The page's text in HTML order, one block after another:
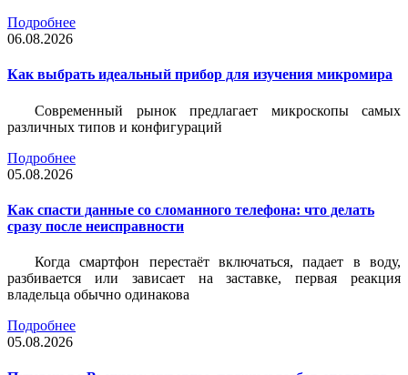
Подробнее
06.08.2026
Как выбрать идеальный прибор для изучения микромира
Современный рынок предлагает микроскопы самых
различных типов и конфигураций
Подробнее
05.08.2026
Как спасти данные со сломанного телефона: что делать
сразу после неисправности
Когда смартфон перестаёт включаться, падает в воду,
разбивается или зависает на заставке, первая реакция
владельца обычно одинакова
Подробнее
05.08.2026